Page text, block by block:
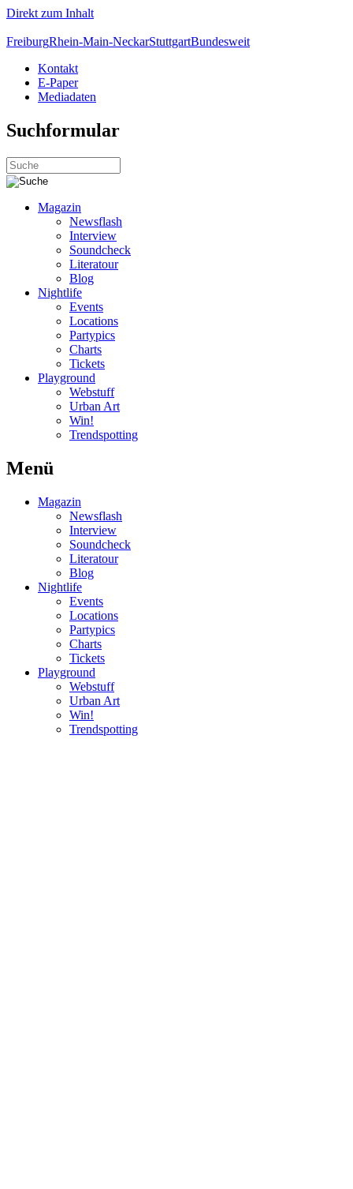
Direkt zum Inhalt
FreiburgRhein-Main-NeckarStuttgartBundesweit
Kontakt
E-Paper
Mediadaten
Suchformular
Magazin
Newsflash
Interview
Soundcheck
Literatour
Blog
Nightlife
Events
Locations
Partypics
Charts
Tickets
Playground
Webstuff
Urban Art
Win!
Trendspotting
Menü
Magazin
Newsflash
Interview
Soundcheck
Literatour
Blog
Nightlife
Events
Locations
Partypics
Charts
Tickets
Playground
Webstuff
Urban Art
Win!
Trendspotting